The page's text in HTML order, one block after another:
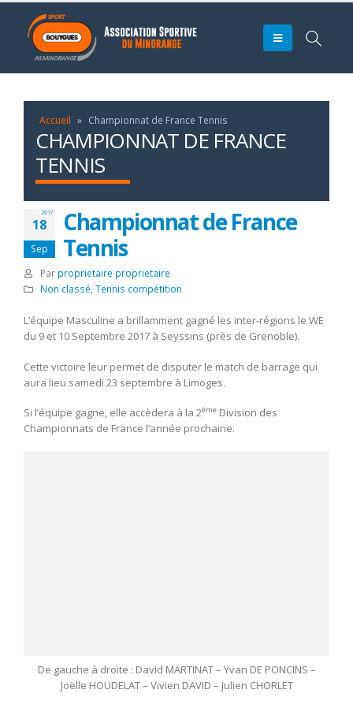
Accueil » Championnat de France Tennis
CHAMPIONNAT DE FRANCE
TENNIS
2017
18
Sep
Championnat de France
Tennis
Par proprietaire proprietaire
Non classé Tennis compétition
L’équipe Masculine a brillamment gagné les inter-régions le WE
du 9 et 10 Septembre 2017 à Seyssins (près de Grenoble).
Cette victoire leur permet de disputer le match de barrage qui
aura lieu samedi 23 septembre à Limoges.
Si l’équipe gagne, elle accèdera à la 2ème Division des
Championnats de France l’année prochaine.
De gauche à droite : David MARTINAT – Yvan DE PONCINS –
Joëlle HOUDELAT – Vivien DAVID – Julien CHORLET